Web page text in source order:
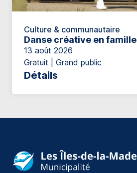
Culture & communautaire
Danse créative en famille
13 août 2026
Gratuit | Grand public
Détails